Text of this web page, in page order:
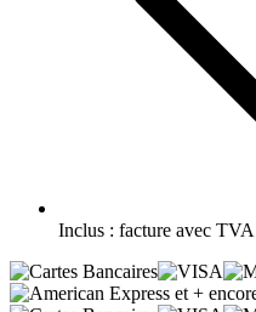
Inclus : facture avec
et +